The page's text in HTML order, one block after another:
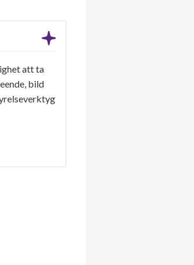
att ta
bild